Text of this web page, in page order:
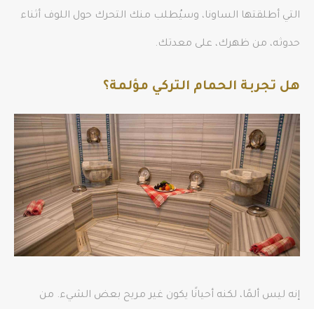
التي أطلقتها الساونا، وسيُطلب منك التحرك حول اللوف أثناء
حدوثه، من ظهرك، على معدتك.
هل تجربة الحمام التركي مؤلمة؟
إنه ليس ألمًا، لكنه أحيانًا يكون غير مريح بعض الشيء. من